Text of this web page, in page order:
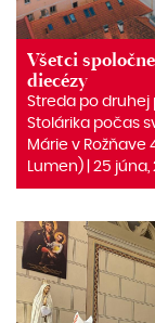
Všetci
diecézy
Streda po druhej
Stolárika počas
Márie v Rožňave
Lumen) | 25 júna,